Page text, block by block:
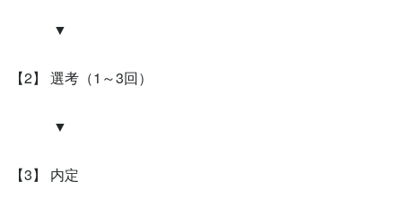
▼
【2】 選考（1～3回）
▼
【3】 内定